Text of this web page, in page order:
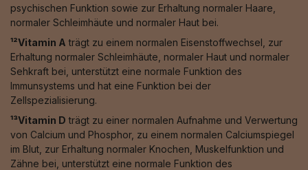
psychischen Funktion sowie zur Erhaltung normaler Haare,
normaler Schleimhäute und normaler Haut bei.
¹²Vitamin A trägt zu einem normalen Eisenstoffwechsel, zur
Erhaltung normaler Schleimhäute, normaler Haut und normaler
Sehkraft bei, unterstützt eine normale Funktion des
Immunsystems und hat eine Funktion bei der
Zellspezialisierung.
¹³Vitamin D trägt zu einer normalen Aufnahme und Verwertung
von Calcium und Phosphor, zu einem normalen Calciumspiegel
im Blut, zur Erhaltung normaler Knochen, Muskelfunktion und
Zähne bei, unterstützt eine normale Funktion des